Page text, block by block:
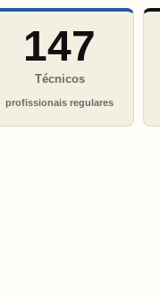
147
Técnicos
profissionais regulares